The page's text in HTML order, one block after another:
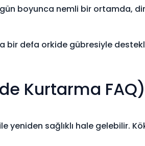
boyunca nemli bir ortamda,
bir defa orkide gübresiyle
Kurtarma FAQ)
yeniden sağlıklı hale gelebilir.